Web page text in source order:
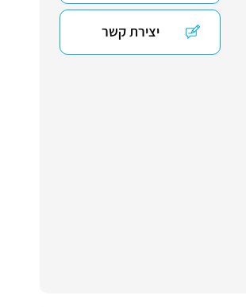
יצירת קשר